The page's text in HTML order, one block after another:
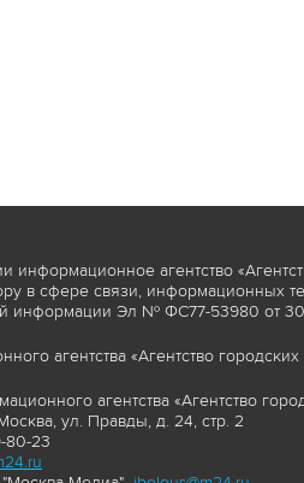
агентство
в сфере связи, информационных
информации Эл № ФС77-53980 от
агентства «Агентство
агентства «Агентство
ул. Правды, д. 24, стр. 2
80-23